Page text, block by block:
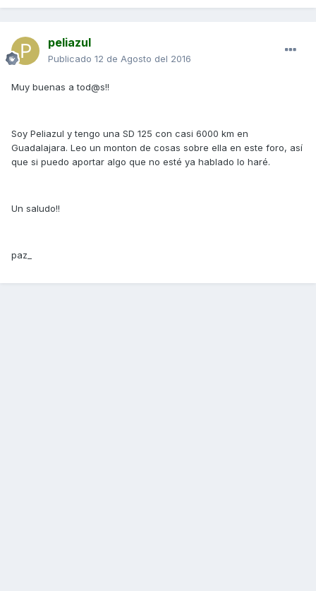
peliazul
Publicado 12 de Agosto del 2016
Muy buenas a tod@s!!
Soy Peliazul y tengo una SD 125 con casi 6000 km en
Guadalajara. Leo un monton de cosas sobre ella en este foro, así
que si puedo aportar algo que no esté ya hablado lo haré.
Un saludo!!
paz_